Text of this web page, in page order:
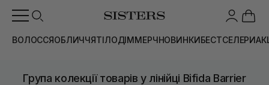
ВОЛОССЯОБЛИЧЧЯТІЛОДІММЕРЧНОВИНКИБЕСТСЕЛЕРИ
Група колекції товарів у лінійці Bifida Barrier